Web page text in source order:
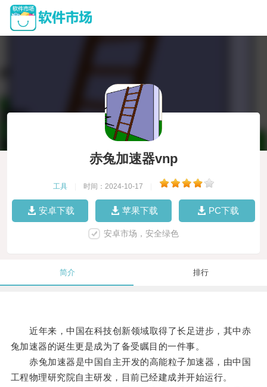
赤兔加速器vnp
工具 时间：2024-10-17
安卓下载 苹果下载 PC下载
安卓市场，安全绿色
简介 排行
近年来，中国在科技创新领域取得了长足进步，其中赤
兔加速器的诞生更是成为了备受瞩目的一件事。
赤兔加速器是中国自主开发的高能粒子加速器，由中国
工程物理研究院自主研发，目前已经建成并开始运行。